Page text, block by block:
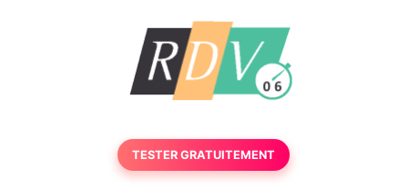
TESTER GRATUITEMENT